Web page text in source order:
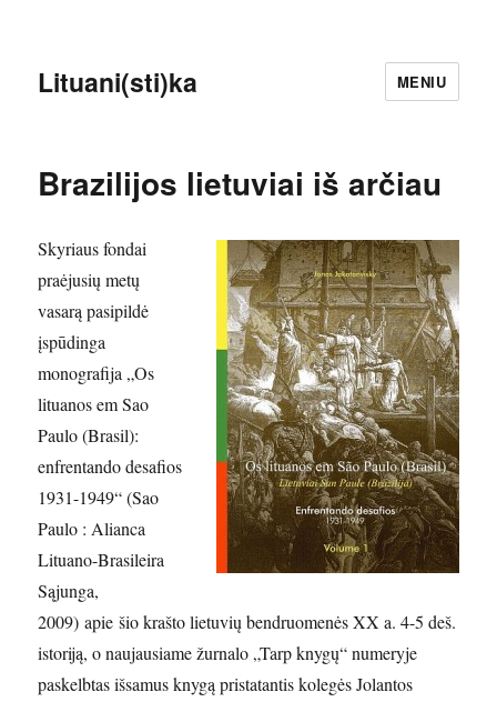
Lituani(sti)ka MENIU
Brazilijos lietuviai iš arčiau
Skyriaus fondai
praėjusių metų
vasarą pasipildė
įspūdinga
monografija „Os
lituanos em Sao
Paulo (Brasil):
enfrentando desafios
1931-1949“ (Sao
Paulo : Alianca
Lituano-Brasileira
Sąjunga,
2009) apie šio krašto lietuvių bendruomenės XX a. 4-5 deš.
istoriją, o naujausiame žurnalo „Tarp knygų“ numeryje
paskelbtas išsamus knygą pristatantis kolegės Jolantos